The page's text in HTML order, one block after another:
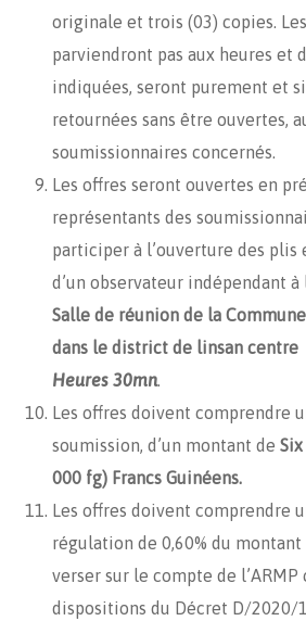
originale et trois (03) copies.
parviendront pas aux heures et
indiquées, seront purement et
retournées sans être ouvertes,
soumissionnaires concernés.
Les offres seront ouvertes en
représentants des
participer à l’ouverture des plis
d’un observateur indépendant à
Salle de réunion de la
dans le district de linsan centre
Heures 30mn.
Les offres doivent comprendre
soumission, d’un montant de
000 fg) Francs Guinéens.
Les offres doivent comprendre
régulation de 0,60% du
verser sur le compte de
dispositions du Décret D/2020/